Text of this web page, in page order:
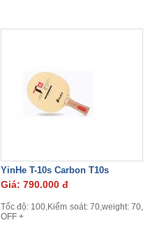
YinHe T-10s Carbon T10s
Giá: 790.000 đ
Tốc độ: 100,Kiểm soát: 70,weight: 70,
OFF +